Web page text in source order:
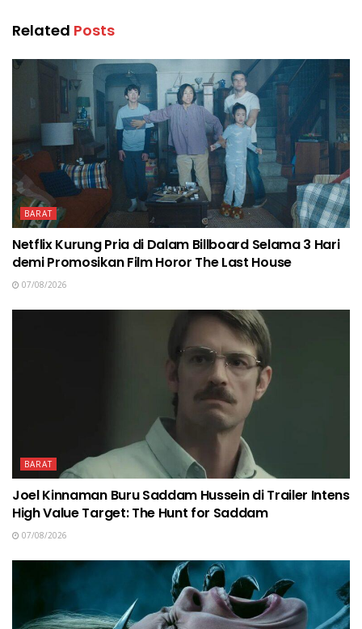
Related Posts
BARAT
Netflix Kurung Pria di Dalam Billboard Selama 3 Hari
demi Promosikan Film Horor The Last House
07/08/2026
BARAT
Joel Kinnaman Buru Saddam Hussein di Trailer Intens
High Value Target: The Hunt for Saddam
07/08/2026